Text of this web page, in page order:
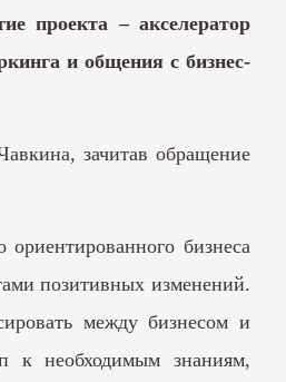
проекта – акселератор
и общения с бизнес-
зачитав обращение
бизнеса
позитивных изменений.
между бизнесом и
к необходимым знаниям,